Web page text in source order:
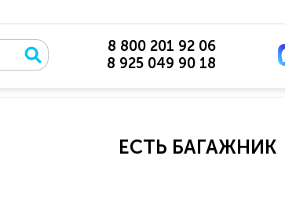
8 800 201 92 06
8 925 049 90 18
ЕСТЬ БАГАЖНИК